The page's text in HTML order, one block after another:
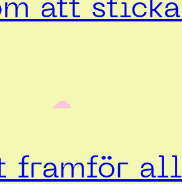
att sticka
‎ ‎‎ ☁︎‎‎
framför